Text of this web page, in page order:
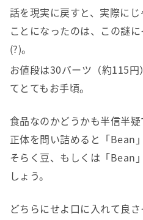
話を現実に戻すと、実際に
ことになったのは、この謎
(?)。
お値段は30バーツ（約115
てとてもお手頃。
食品なのかどうかも半信半
正体を問い詰めると「Bean
そらく豆、もしくは「Bean
しょう。
どちらにせよ口に入れて良